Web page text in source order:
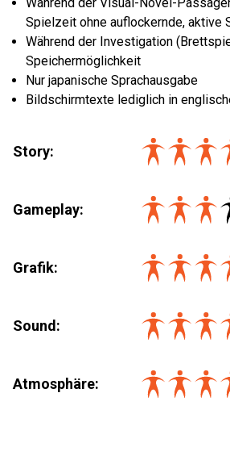
Spielzeit ohne auflockernde, aktive
Während der Investigation
Speichermöglichkeit
Nur japanische Sprachausgabe
Bildschirmtexte lediglich in
Story:
Gameplay:
Grafik:
Sound:
Atmosphäre: